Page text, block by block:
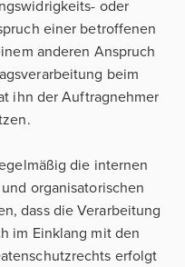
oder
einer betroffenen
anderen Anspruch
beim
ihn der Auftragnehmer
die internen
organisatorischen
dass die Verarbeitung
im Einklang mit den
erfolgt